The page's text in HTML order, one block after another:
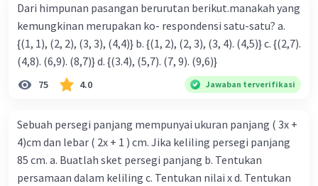
Dari himpunan pasangan berurutan berikut.manakah yang
kemungkinan merupakan ko- respondensi satu-satu? a.
{(1, 1), (2, 2), (3, 3), (4,4)} b. {(1, 2), (2, 3), (3, 4). (4,5)} c. {(2,7).
(4,8). (6,9). (8,7)} d. {(3.4), (5,7). (7, 9). (9,6)}
75 4.0 Jawaban terverifikasi
Sebuah persegi panjang mempunyai ukuran panjang ( 3x +
4)cm dan lebar ( 2x + 1 ) cm. Jika keliling persegi panjang
85 cm. a. Buatlah sket persegi panjang b. Tentukan
persamaan dalam keliling c. Tentukan nilai x d. Tentukan